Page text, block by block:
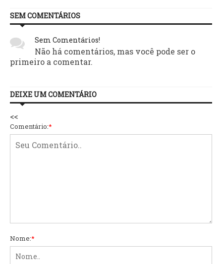
SEM COMENTÁRIOS
Sem Comentários!
Não há comentários, mas você pode ser o
primeiro a comentar.
DEIXE UM COMENTÁRIO
<<
Comentário:*
Nome:*